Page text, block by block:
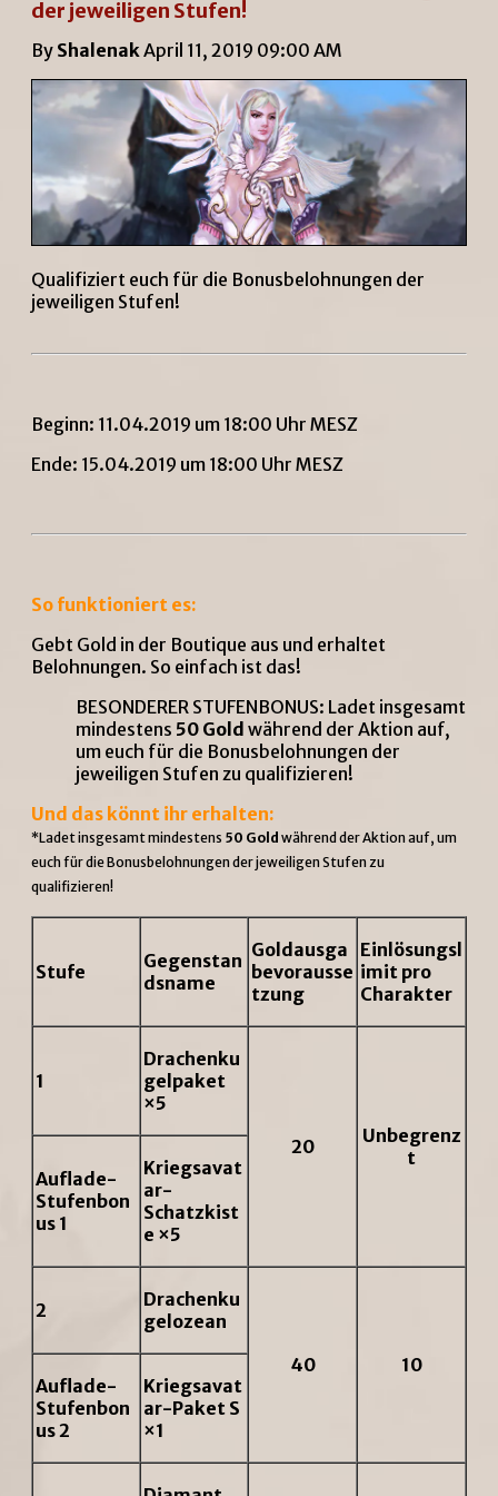
der jeweiligen Stufen!
By ShalenakApril 11, 2019 09:00 AM
Qualifiziert euch für die Bonusbelohnungen der
jeweiligen Stufen!
Beginn: 11.04.2019 um 18:00 Uhr MESZ
Ende: 15.04.2019 um 18:00 Uhr MESZ
So funktioniert es:
Gebt Gold in der Boutique aus und erhaltet
Belohnungen. So einfach ist das!
BESONDERER STUFENBONUS: Ladet insgesamt
mindestens 50 Gold während der Aktion auf,
um euch für die Bonusbelohnungen der
jeweiligen Stufen zu qualifizieren!
Und das könnt ihr erhalten:
*Ladet insgesamt mindestens 50 Gold während der Aktion auf, um
euch für die Bonusbelohnungen der jeweiligen Stufen zu
qualifizieren!
Stufe
Gegenstan
dsname
Goldausga
bevorausse
tzung
Einlösungsl
imit pro
Charakter
1
Drachenku
gelpaket
×5
20
Unbegrenz
t
Auflade-
Stufenbon
us 1
Kriegsavat
ar-
Schatzkist
e ×5
2
Drachenku
gelozean
40
10
Auflade-
Stufenbon
us 2
Kriegsavat
ar-Paket S
×1